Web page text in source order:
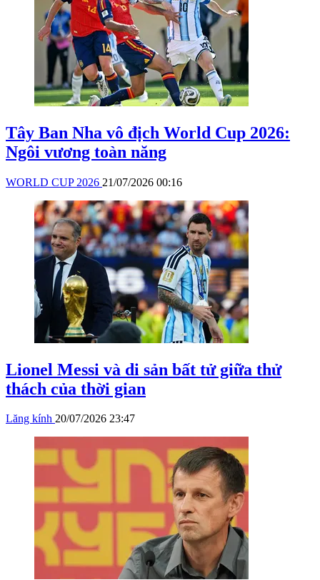
Tây Ban Nha vô địch World Cup 2026:
Ngôi vương toàn năng
WORLD CUP 2026 21/07/2026 00:16
Lionel Messi và di sản bất tử giữa thử
thách của thời gian
Lăng kính 20/07/2026 23:47